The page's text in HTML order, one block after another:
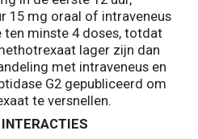
15 mg oraal of intraveneus
ten minste 4 doses, totdat
lager zijn dan
met intraveneus en
G2 gepubliceerd om
te versnellen.